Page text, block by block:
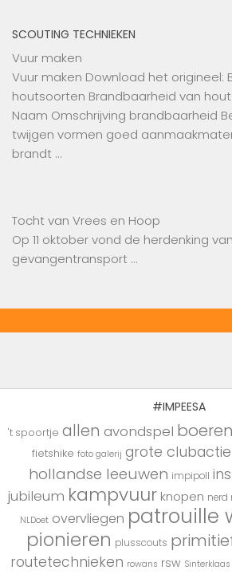
SCOUTING TECHNIEKEN
Vuur maken
Vuur maken Download het origineel:
houtsoorten Brandbaarheid van
Naam Omschrijving brandbaarheid
twijgen vormen goed
brandt …
Tocht van Vrees en Hoop
Op 11 oktober vond de herdenking
gevangentransport …
#IMPEESA
't spoortje allen avondspel
fietshike foto galerij grote clubactie
hollandse leeuwen impipoll
jubileum kampvuur knopen nerd
NLDoet overvliegen patrouille
pionieren plusscouts
routetechnieken rowans rsw Sinterklaas